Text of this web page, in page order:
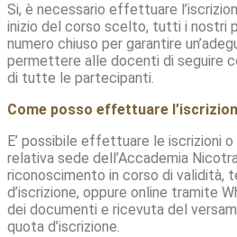
Si, è necessario effettuare
inizio del corso scelto, tutti i nostri
numero chiuso per garantire
permettere alle docenti di seguire
di tutte le partecipanti.
Come posso effettuare
E’ possibile effettuare le iscrizioni
relativa sede dell’Accademia
riconoscimento in corso di validità,
d’iscrizione, oppure online tramite
dei documenti e ricevuta del
quota d’iscrizione.